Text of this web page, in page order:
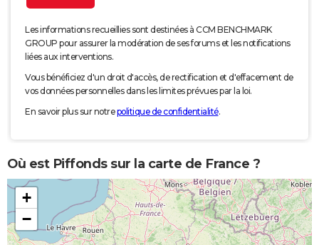
Les informations recueillies sont destinées à CCM BENCHMARK
GROUP pour assurer la modération de ses forums et les notifications
liées aux interventions.
Vous bénéficiez d'un droit d'accès, de rectification et d'effacement de
vos données personnelles dans les limites prévues par la loi.
En savoir plus sur notrepolitique de confidentialité.
Où est Piffonds sur la carte de France ?
+
−